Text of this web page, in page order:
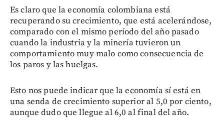
Es claro que la economía colombiana está
recuperando su crecimiento, que está acelerándose,
comparado con el mismo período del año pasado
cuando la industria y la minería tuvieron un
comportamiento muy malo como consecuencia de
los paros y las huelgas.
Esto nos puede indicar que la economía sí está en
una senda de crecimiento superior al 5,0 por ciento,
aunque dudo que llegue al 6,0 al final del año.